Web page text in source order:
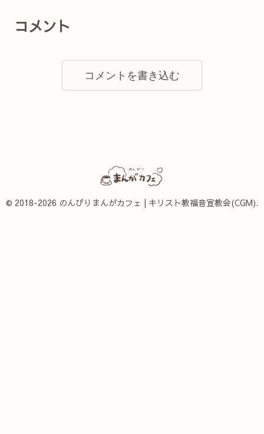
コメント
コメントを書き込む
© 2018-2026 のんびりまんがカフェ | キリスト教福音宣教会(CGM).